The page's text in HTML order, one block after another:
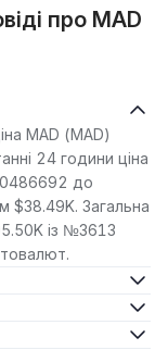
про MAD
MAD (MAD)
24 години ціна
до
$38.49K. Загальна
із №3613